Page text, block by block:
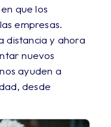
que los
empresas.
distancia y ahora
nuevos
ayuden a
desde